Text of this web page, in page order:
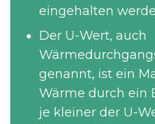
eingehalten
Der U-Wert, auch
genannt, ist ein
Wärme durch ein
je kleiner der U-